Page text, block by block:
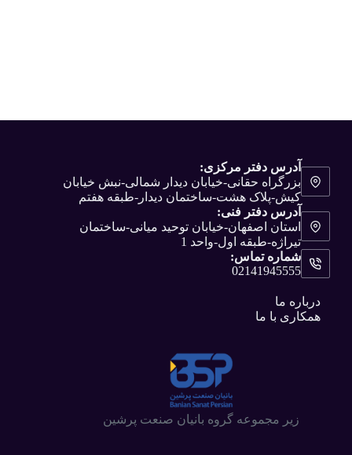
آدرس دفتر مرکزی:
بزرگراه حقانی-خیابان دیدار شمالی-نبش خیابان
کیش-پلاک هشت-ساختمان دیدار-طبقه هفتم
آدرس دفتر فنی:
استان اصفهان-خیابان توحید میانی-ساختمان
تیراژه-طبقه اول-واحد 1
شماره تماس:
02141945555
درباره ما
همکاری با ما
زیر مجموعه گروه بانیان صنعت پرشین